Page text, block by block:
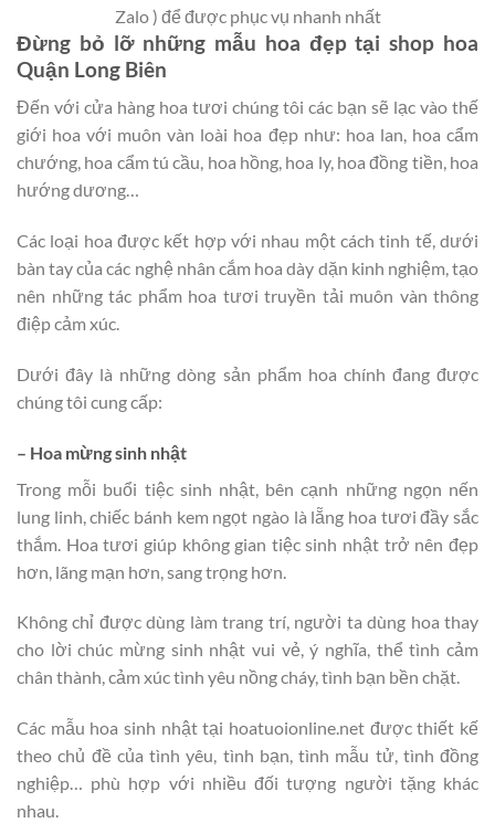
Zalo ) để được phục vụ nhanh nhất
Đừng bỏ lỡ những mẫu hoa đẹp tại shop hoa
Quận Long Biên
Đến với cửa hàng hoa tươi chúng tôi các bạn sẽ lạc vào thế
giới hoa với muôn vàn loài hoa đẹp như: hoa lan, hoa cẩm
chướng, hoa cẩm tú cầu, hoa hồng, hoa ly, hoa đồng tiền, hoa
hướng dương…
Các loại hoa được kết hợp với nhau một cách tinh tế, dưới
bàn tay của các nghệ nhân cắm hoa dày dặn kinh nghiệm, tạo
nên những tác phẩm hoa tươi truyền tải muôn vàn thông
điệp cảm xúc.
Dưới đây là những dòng sản phẩm hoa chính đang được
chúng tôi cung cấp:
– Hoa mừng sinh nhật
Trong mỗi buổi tiệc sinh nhật, bên cạnh những ngọn nến
lung linh, chiếc bánh kem ngọt ngào là lẵng hoa tươi đầy sắc
thắm. Hoa tươi giúp không gian tiệc sinh nhật trở nên đẹp
hơn, lãng mạn hơn, sang trọng hơn.
Không chỉ được dùng làm trang trí, người ta dùng hoa thay
cho lời chúc mừng sinh nhật vui vẻ, ý nghĩa, thể tình cảm
chân thành, cảm xúc tình yêu nồng cháy, tình bạn bền chặt.
Các mẫu hoa sinh nhật tại hoatuoionline.net được thiết kế
theo chủ đề của tình yêu, tình bạn, tình mẫu tử, tình đồng
nghiệp… phù hợp với nhiều đối tượng người tặng khác
nhau.